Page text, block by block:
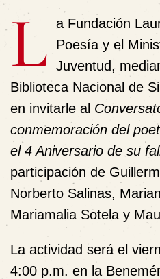
L a Fundación
Poesía y el
Juventud,
Biblioteca Nacional de
en invitarle al
conmemoración del
el 4 Aniversario de su
participación de
Norberto Salinas,
Mariamalia Sotela y
La actividad será el
4:00 p.m. en la